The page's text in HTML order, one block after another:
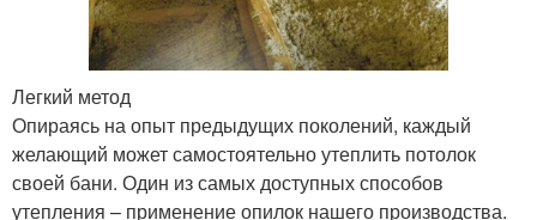
Легкий метод
Опираясь на опыт предыдущих поколений, каждый
желающий может самостоятельно утеплить потолок
своей бани. Один из самых доступных способов
утепления – применение опилок нашего производства.